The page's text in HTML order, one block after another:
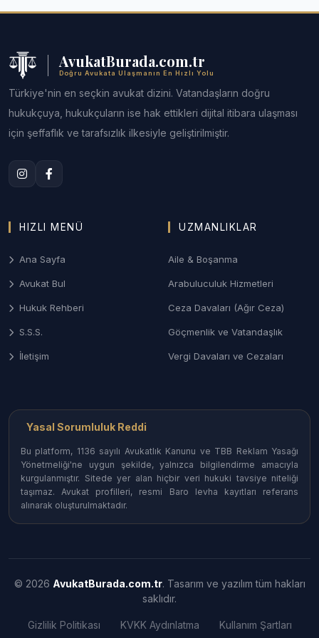
uzman hukukçular, dijital varlığınızı korumak için şu
1. Sosyal Medya Üzerinden
Hakaret ve İftira
Klavyenin arkasına saklanarak yapılan hakaretler,
davası açılması ve oluşan manevi zararın tazmin
Kişilik haklarını ihlal eden veya özel hayatın gizliliğini
motorlarından (Google) temizlenmesi.
hazırlanması, marka iş birliklerindeki uyuşmazlıklar,
"gizli reklam" cezalarına karşı savunma ve telif
Size ait bir fotoğrafın, videonun veya yazılı içeriğin
mekanizmasının işletilmesi ve telif tazminatı talepleri.
Dijital Hak Arama ve Süreç
Tablosu
Sorun Türü
Beklenen Sonuç
Siber
Hakaret
Savcılık
Tazminat
Failin cezalandırılması
ve maddi/manevi
tazminat.
görüşme veya telefon yoluyla uzaktan hukuki destek
AvukatBurada.com.tr
Doğru Avukata Ulaşmanın En Hızlı Yolu
Türkiye'nin en seçkin avukat dizini. Vatandaşların doğru
hukukçuya, hukukçuların ise hak ettikleri dijital itibara ulaşması
için şeffaflık ve tarafsızlık ilkesiyle geliştirilmiştir.
HIZLI MENÜ
Ana Sayfa
Avukat Bul
Hukuk Rehberi
S.S.S.
İletişim
UZMANLIKLAR
Aile & Boşanma
Arabuluculuk Hizmetleri
Ceza Davaları (Ağır Ceza)
Göçmenlik ve Vatandaşlık
Vergi Davaları ve Cezaları
Yasal Sorumluluk Reddi
Bu platform, 1136 sayılı Avukatlık Kanunu ve TBB Reklam Yasağı
Yönetmeliği'ne uygun şekilde, yalnızca bilgilendirme amacıyla
kurgulanmıştır. Sitede yer alan hiçbir veri hukuki tavsiye niteliği
taşımaz. Avukat profilleri, resmi Baro levha kayıtları referans
alınarak oluşturulmaktadır.
© 2026 AvukatBurada.com.tr. Tasarım ve yazılım tüm hakları
saklıdır.
Gizlilik Politikası KVKK Aydınlatma Kullanım Şartları